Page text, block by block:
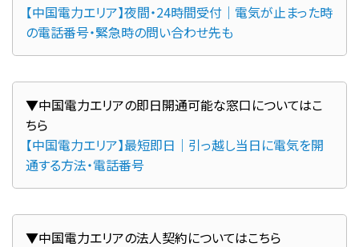
【中国電力エリア】夜間・24時間受付｜電気が止まった時
の電話番号・緊急時の問い合わせ先も
▼中国電力エリアの即日開通可能な窓口についてはこ
【中国電力エリア】最短即日｜引っ越し当日に電気を開
通する方法・電話番号